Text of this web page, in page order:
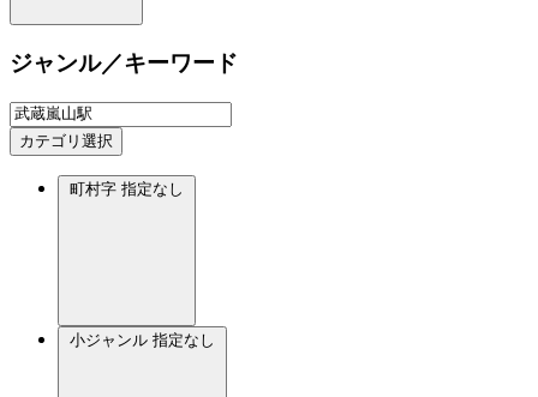
ジャンル／キーワード
カテゴリ選択
町村字 指定なし
小ジャンル 指定なし